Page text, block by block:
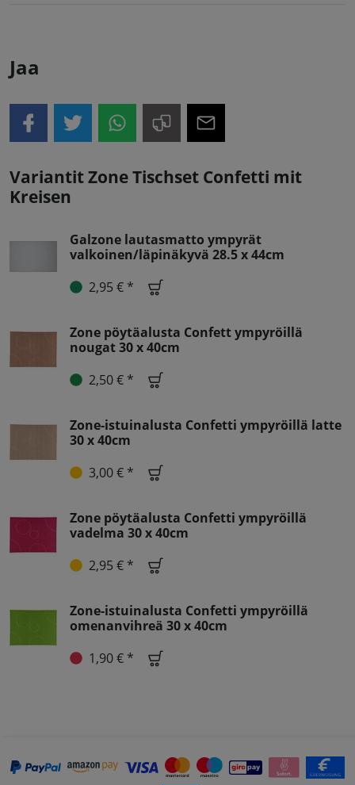
Jaa
Variantit Zone Tischset Confetti mit
Kreisen
Galzone lautasmatto ympyrät
valkoinen/läpinäkyvä 28.5 x 44cm
2,95 € *
Zone pöytäalusta Confett ympyröillä
nougat 30 x 40cm
2,50 € *
Zone-istuinalusta Confetti ympyröillä latte
30 x 40cm
3,00 € *
Zone pöytäalusta Confetti ympyröillä
vadelma 30 x 40cm
2,95 € *
Zone-istuinalusta Confetti ympyröillä
omenanvihreä 30 x 40cm
1,90 € *